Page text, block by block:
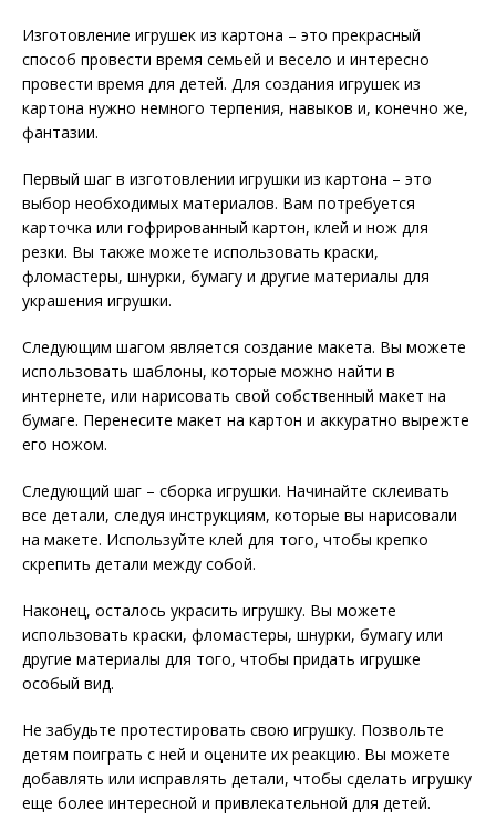
Изготовление игрушек из картона – это прекрасный
способ провести время семьей и весело и интересно
провести время для детей. Для создания игрушек из
картона нужно немного терпения, навыков и, конечно же,
фантазии.
Первый шаг в изготовлении игрушки из картона – это
выбор необходимых материалов. Вам потребуется
карточка или гофрированный картон, клей и нож для
резки. Вы также можете использовать краски,
фломастеры, шнурки, бумагу и другие материалы для
украшения игрушки.
Следующим шагом является создание макета. Вы можете
использовать шаблоны, которые можно найти в
интернете, или нарисовать свой собственный макет на
бумаге. Перенесите макет на картон и аккуратно вырежте
его ножом.
Следующий шаг – сборка игрушки. Начинайте склеивать
все детали, следуя инструкциям, которые вы нарисовали
на макете. Используйте клей для того, чтобы крепко
скрепить детали между собой.
Наконец, осталось украсить игрушку. Вы можете
использовать краски, фломастеры, шнурки, бумагу или
другие материалы для того, чтобы придать игрушке
особый вид.
Не забудьте протестировать свою игрушку. Позвольте
детям поиграть с ней и оцените их реакцию. Вы можете
добавлять или исправлять детали, чтобы сделать игрушку
еще более интересной и привлекательной для детей.